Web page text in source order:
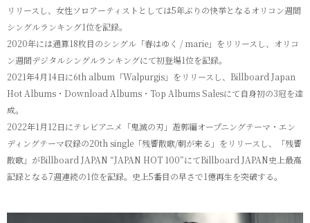
リリースし、女性ソロアーティストとしては5年ぶりの快挙となるオリコン週間
シングルランキング1位を記録。
2020年には通算18枚目のシングル「春はゆく / marie」をリリースし、オリコ
ン週間デジタルシングルランキングにて初登場1位を記録。
2021年4月14日に6th album「Walpurgis」をリリースし、Billboard Japan
Hot Albums・Download Albums・Top Albums Salesにて自身初の3冠を達
成。
2022年1月12日にテレビアニメ「鬼滅の刃」遊郭編オープニングテーマ・エン
ディングテーマ収録の20th single「残響散歌/朝が来る」をリリースし、「残響
散歌」がBillboard JAPAN “JAPAN HOT 100”にてBillboard JAPAN史上最高
記録となる7週連続の1位を記録。史上5番目の早さで1億再生を突破する。